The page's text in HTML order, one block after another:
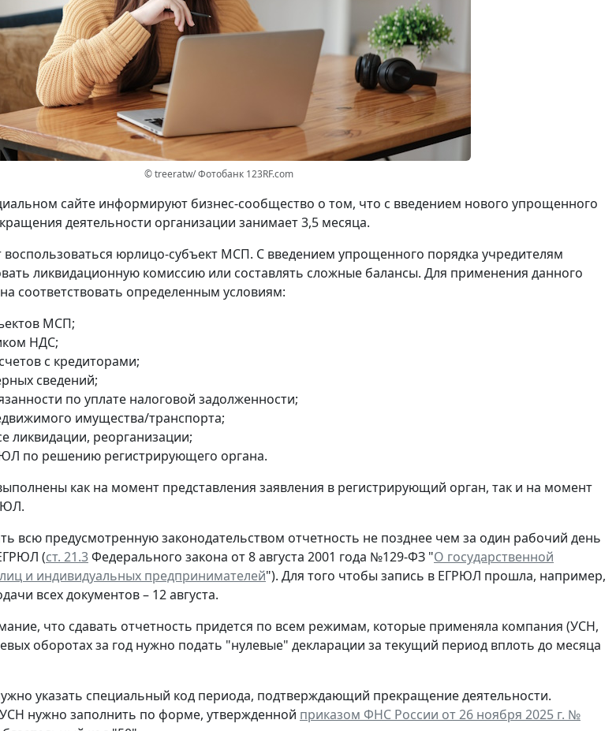
© treeratw/ Фотобанк 123RF.com
сайте информируют бизнес-сообщество о том, что с введением нового упрощенного
деятельности организации занимает 3,5 месяца.
юрлицо-субъект МСП. С введением упрощенного порядка учредителям
ликвидационную комиссию или составлять сложные балансы. Для применения данного
соответствовать определенным условиям:
МСП;
НДС;
с кредиторами;
сведений;
по уплате налоговой задолженности;
имущества/транспорта;
ликвидации, реорганизации;
по решению регистрирующего органа.
как на момент представления заявления в регистрирующий орган, так и на момент
всю предусмотренную законодательством отчетность не позднее чем за один рабочий день
(ст. 21.3Федерального закона от 8 августа 2001 года №129-ФЗ "О государственной
и индивидуальных предпринимателей"). Для того чтобы запись в ЕГРЮЛ прошла, например,
всех документов – 12 августа.
что сдавать отчетность придется по всем режимам, которые применяла компания (УСН,
оборотах за год нужно подать "нулевые" декларации за текущий период вплоть до месяца
указать специальный код периода, подтверждающий прекращение деятельности.
нужно заполнить по форме, утвержденной приказом ФНС России от 26 ноября 2025 г. №